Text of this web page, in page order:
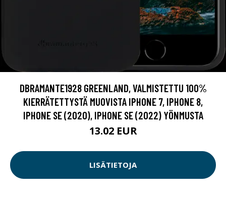
DBRAMANTE1928 GREENLAND, VALMISTETTU 100%
KIERRÄTETTYSTÄ MUOVISTA IPHONE 7, IPHONE 8,
IPHONE SE (2020), IPHONE SE (2022) YÖNMUSTA
13.02 EUR
LISÄTIETOJA